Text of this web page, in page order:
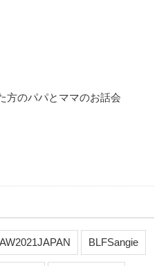
方のパパとママのお話会
BLFSangie